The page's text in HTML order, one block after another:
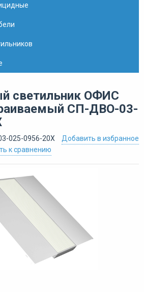
светильник ОФИС
СП-ДВО-03-
025-0956-20Х
Добавить в избранное
к сравнению